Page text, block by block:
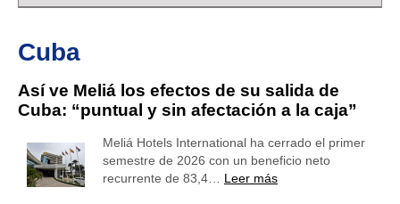
Cuba
Así ve Meliá los efectos de su salida de
Cuba: “puntual y sin afectación a la caja”
Meliá Hotels International ha cerrado el primer
semestre de 2026 con un beneficio neto
recurrente de 83,4… Leer más